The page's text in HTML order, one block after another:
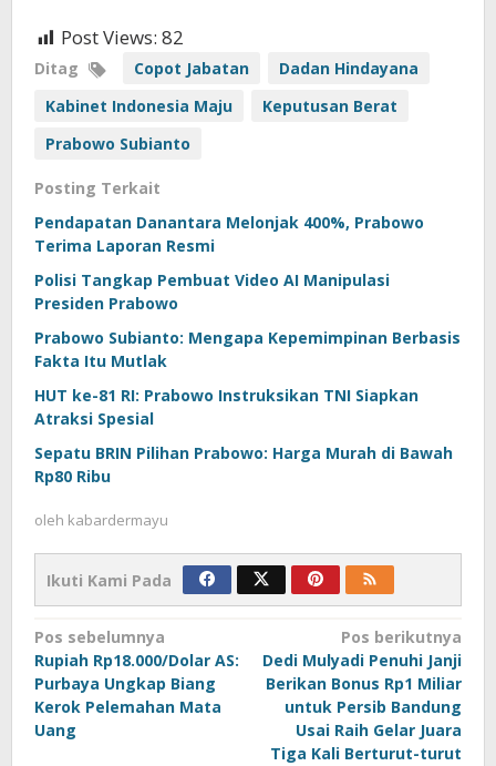
Post Views: 82
Ditag Copot Jabatan
Dadan Hindayana
Kabinet Indonesia Maju
Keputusan Berat
Prabowo Subianto
Posting Terkait
Pendapatan Danantara Melonjak 400%, Prabowo
Terima Laporan Resmi
Polisi Tangkap Pembuat Video AI Manipulasi
Presiden Prabowo
Prabowo Subianto: Mengapa Kepemimpinan Berbasis
Fakta Itu Mutlak
HUT ke-81 RI: Prabowo Instruksikan TNI Siapkan
Atraksi Spesial
Sepatu BRIN Pilihan Prabowo: Harga Murah di Bawah
Rp80 Ribu
oleh kabardermayu
Ikuti Kami Pada
Navigasi
pos
Pos sebelumnya
Rupiah Rp18.000/Dolar AS:
Purbaya Ungkap Biang
Kerok Pelemahan Mata
Uang
Pos berikutnya
Dedi Mulyadi Penuhi Janji
Berikan Bonus Rp1 Miliar
untuk Persib Bandung
Usai Raih Gelar Juara
Tiga Kali Berturut-turut